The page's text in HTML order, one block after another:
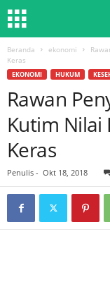
Beranda ekonomi
Keras
EKONOMI HUKUM
Rawan
Kutim Nilai
Keras
Penulis - Okt 18, 2018